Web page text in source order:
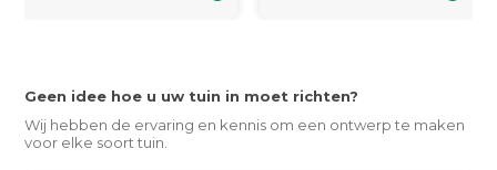
Geen idee hoe u uw tuin in moet richten?
Wij hebben de ervaring en kennis om een ontwerp te maken
voor elke soort tuin.